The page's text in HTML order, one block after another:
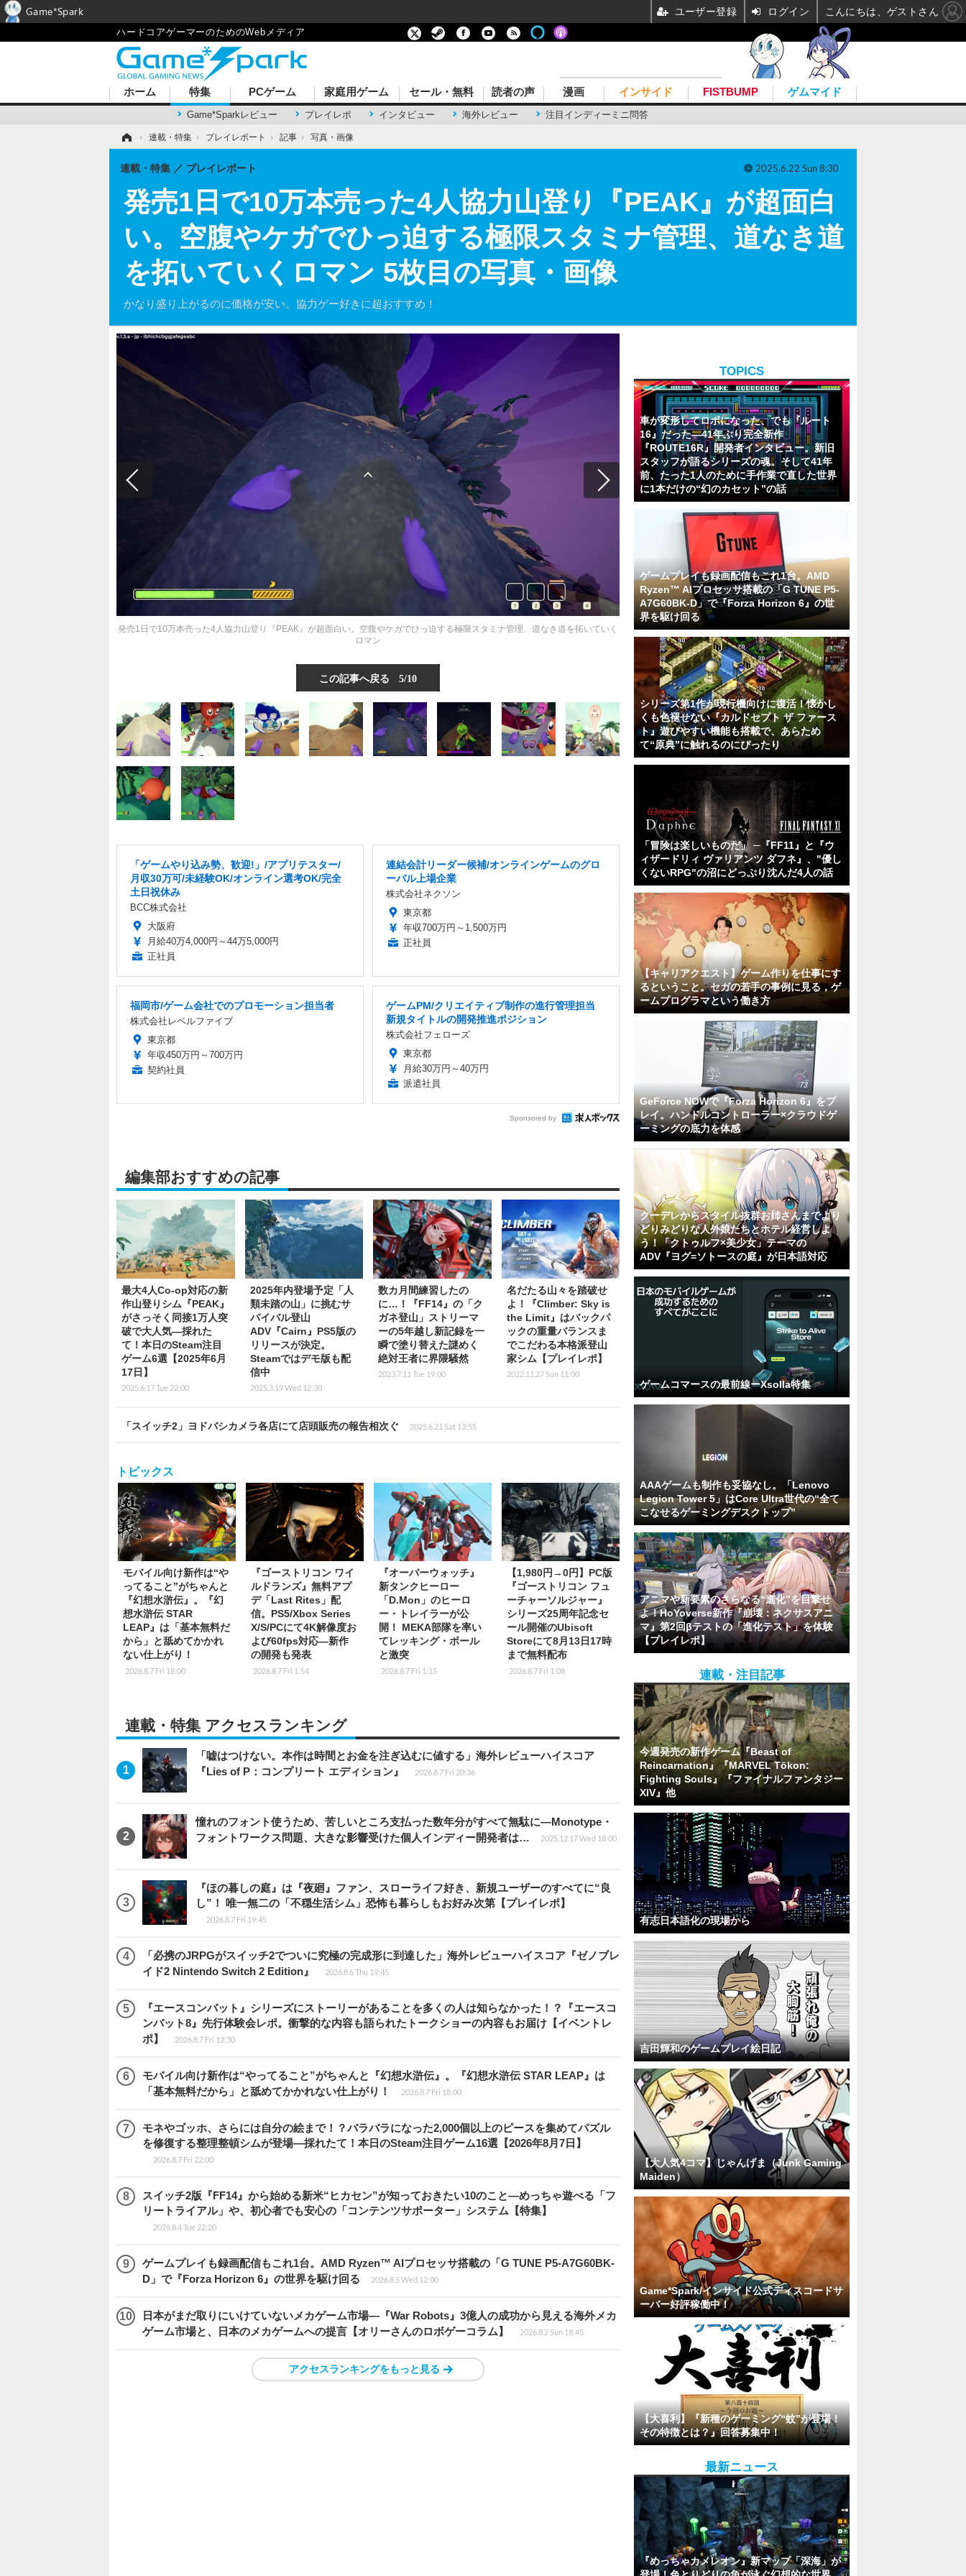
ハードコアゲーマーのためのWebメディア
ホーム 特集
Game*Sparkレビュー プレイレポ インタビュー 海外レビュー 注目インディーミニ問答
PCゲーム 家庭用ゲーム セール・無料 読者の声 漫画 インサイド FISTBUMP ゲムマイド
› 連載・特集 › プレイレポート › 記事 › 写真・画像
発売1日で10万本売った4人協力山登り『PEAK』が超面白
い。空腹やケガでひっ迫する極限スタミナ管理、道なき道
を拓いていくロマン 5枚目の写真・画像
かなり盛り上がるのに価格が安い。協力ゲー好きに超おすすめ！
連載・特集 プレイレポート 2025.6.22 Sun 8:30
発売1日で10万本売った4人協力山登り『PEAK』が超面白い。空腹やケガでひっ迫する極限スタミナ管理、道なき道を拓いていく
ロマン
この記事へ戻る 5/10
「ゲームやり込み勢、歓迎!」/アプリテスター/
月収30万可/未経験OK/オンライン選考OK/完全
土日祝休み
BCC株式会社
大阪府
月給40万4,000円～44万5,000円
正社員
連結会計リーダー候補/オンラインゲームのグロ
ーバル上場企業
株式会社ネクソン
東京都
年収700万円～1,500万円
正社員
福岡市/ゲーム会社でのプロモーション担当者
株式会社レベルファイブ
東京都
年収450万円～700万円
契約社員
ゲームPM/クリエイティブ制作の進行管理担当
新規タイトルの開発推進ポジション
株式会社フェローズ
東京都
月給30万円～40万円
派遣社員
Sponsored by
編集部おすすめの記事
最大4人Co-op対応の新
作山登りシム『PEAK』
がさっそく同接1万人突
破で大人気―採れた
て！本日のSteam注目
ゲーム6選【2025年6月
17日】
2025.6.17 Tue 22:00
2025年内登場予定「人
類未踏の山」に挑むサ
バイバル登山
ADV『Cairn』PS5版の
リリースが決定。
Steamではデモ版も配
信中
2025.3.19 Wed 12:30
数カ月間練習したの
に…！『FF14』の「ク
ガネ登山」ストリーマ
ーの5年越し新記録を一
瞬で塗り替えた謎めく
絶対王者に界隈騒然
2023.7.11 Tue 19:00
名だたる山々を踏破せ
よ！『Climber: Sky is
the Limit』はバックパ
ックの重量バランスま
でこだわる本格派登山
家シム【プレイレポ】
2022.11.27 Sun 11:00
「スイッチ2」ヨドバシカメラ各店にて店頭販売の報告相次ぐ 2025.6.21 Sat 13:55
トピックス
モバイル向け新作は“や
ってること”がちゃんと
『幻想水滸伝』。『幻
想水滸伝 STAR
LEAP』は「基本無料だ
から」と舐めてかかれ
ない仕上がり！
2026.8.7 Fri 18:00
『ゴーストリコン ワイ
ルドランズ』無料アプ
デ「Last Rites」配
信。PS5/Xbox Series
X/S/PCにて4K解像度お
よび60fps対応―新作
の開発も発表
2026.8.7 Fri 1:54
『オーバーウォッチ』
新タンクヒーロー
「D.Mon」のヒーロ
ー・トレイラーが公
開！ MEKA部隊を率い
てレッキング・ボール
と激突
2026.8.7 Fri 1:15
【1,980円→0円】PC版
『ゴーストリコン フュ
ーチャーソルジャー』
シリーズ25周年記念セ
ール開催のUbisoft
Storeにて8月13日17時
まで無料配布
2026.8.7 Fri 1:08
連載・特集 アクセスランキング
「嘘はつけない。本作は時間とお金を注ぎ込むに値する」海外レビューハイスコア
『Lies of P：コンプリート エディション』
2026.8.7 Fri 20:36
憧れのフォント使うため、苦しいところ支払った数年分がすべて無駄に―Monotype・
フォントワークス問題、大きな影響受けた個人インディー開発者は…
2025.12.17 Wed 18:00
『ほの暮しの庭』は『夜廻』ファン、スローライフ好き、新規ユーザーのすべてに“良
し”！ 唯一無二の「不穏生活シム」恐怖も暮らしもお好み次第【プレイレポ】
2026.8.7 Fri 19:45
「必携のJRPGがスイッチ2でついに究極の完成形に到達した」海外レビューハイスコア『ゼノブレ
イド2 Nintendo Switch 2 Edition』
2026.8.6 Thu 19:45
『エースコンバット』シリーズにストーリーがあることを多くの人は知らなかった！？『エースコ
ンバット8』先行体験会レポ。衝撃的な内容も語られたトークショーの内容もお届け【イベントレ
ポ】
2026.8.7 Fri 12:30
モバイル向け新作は“やってること”がちゃんと『幻想水滸伝』。『幻想水滸伝 STAR LEAP』は
「基本無料だから」と舐めてかかれない仕上がり！
2026.8.7 Fri 18:00
モネやゴッホ、さらには自分の絵まで！？バラバラになった2,000個以上のピースを集めてパズル
を修復する整理整頓シムが登場―採れたて！本日のSteam注目ゲーム16選【2026年8月7日】
2026.8.7 Fri 22:00
スイッチ2版『FF14』から始める新米“ヒカセン”が知っておきたい10のこと―めっちゃ遊べる「フ
リートライアル」や、初心者でも安心の「コンテンツサポーター」システム【特集】
2026.8.4 Tue 22:20
ゲームプレイも録画配信もこれ1台。AMD Ryzen™ AIプロセッサ搭載の「G TUNE P5-A7G60BK-
D」で『Forza Horizon 6』の世界を駆け回る
2026.8.5 Wed 12:00
日本がまだ取りにいけていないメカゲーム市場―『War Robots』3億人の成功から見える海外メカ
ゲーム市場と、日本のメカゲームへの提言【オリーさんのロボゲーコラム】
2026.8.2 Sun 18:45
アクセスランキングをもっと見る
TOPICS
車が変形してロボになった、でも『ルート
16』だった―41年ぶり完全新作
『ROUTE16R』開発者インタビュー。新旧
スタッフが語るシリーズの魂。そして41年
前、たった1人のために手作業で直した世界
に1本だけの“幻のカセット”の話
ゲームプレイも録画配信もこれ1台。AMD
Ryzen™ AIプロセッサ搭載の「G TUNE P5-
A7G60BK-D」で『Forza Horizon 6』の世
界を駆け回る
シリーズ第1作が現行機向けに復活！懐かし
くも色褪せない『カルドセプト ザ ファース
ト』遊びやすい機能も搭載で、あらため
て“原典”に触れるのにぴったり
「冒険は楽しいものだ」 ─『FF11』と『ウ
ィザードリィ ヴァリアンツ ダフネ』、"優し
くないRPG"の沼にどっぷり沈んだ4人の話
【キャリアクエスト】ゲーム作りを仕事にす
るということ。セガの若手の事例に見る，ゲ
ームプログラマという働き方
GeForce NOWで『Forza Horizon 6』をプ
レイ。ハンドルコントローラー×クラウドゲ
ーミングの底力を体感
クーデレからスタイル抜群お姉さんまでより
どりみどりな人外娘たちとホテル経営しよ
う！「クトゥルフ×美少女」テーマの
ADV『ヨグ=ソトースの庭』が日本語対応
ゲームコマースの最前線ーXsolla特集
AAAゲームも制作も妥協なし。「Lenovo
Legion Tower 5」はCore Ultra世代の“全て
こなせるゲーミングデスクトップ”
アニマや新要素のさらなる“進化”を目撃せ
よ！HoYoverse新作『崩壊：ネクサスアニ
マ』第2回βテストの「進化テスト」を体験
【プレイレポ】
連載・注目記事
今週発売の新作ゲーム『Beast of
Reincarnation』『MARVEL Tōkon:
Fighting Souls』『ファイナルファンタジー
XIV』他
有志日本語化の現場から
吉田輝和のゲームプレイ絵日記
【大人気4コマ】じゃんげま（Junk Gaming
Maiden）
Game*Spark/インサイド公式ディスコードサ
ーバー好評稼働中！
【大喜利】『新種のゲーミング“蚊”が登場！
その特徴とは？』回答募集中！
最新ニュース
『めっちゃカメレオン』新マップ「深海」が
Game*Spark ユーザー登録 ログイン こんにちは、ゲストさん